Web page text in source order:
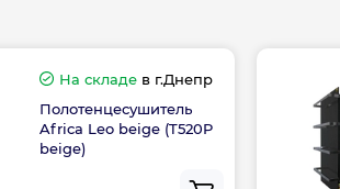
На складев г.Днепр
Полотенцесушитель
Africa Leo beige (T520P
beige)